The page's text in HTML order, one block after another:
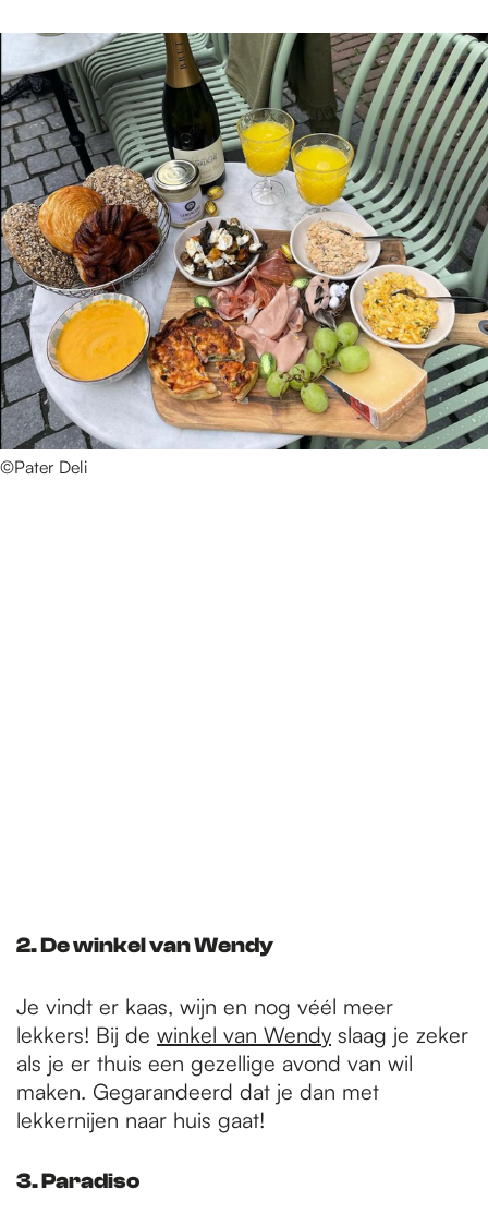
©Pater Deli
2. De winkel van Wendy
Je vindt er kaas, wijn en nog véél meer
lekkers! Bij de winkel van Wendy slaag je zeker
als je er thuis een gezellige avond van wil
maken. Gegarandeerd dat je dan met
lekkernijen naar huis gaat!
3. Paradiso